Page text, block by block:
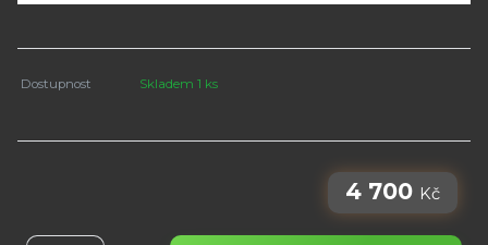
Dostupnost Skladem 1 ks
4 700 Kč